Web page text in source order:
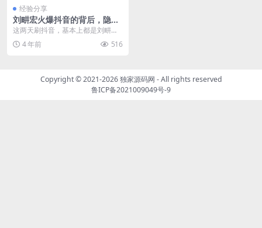
经验分享
刘畊宏火爆抖音的背后，隐藏
着抖音快速涨粉的秘密
这两天刷抖音，基本上都是刘畊宏
的健身操视频，搞的你不想看，也
得看。在这种情况下，...
4 年前 516
Copyright © 2021-2026独家源码网 - All rights reserved
鲁ICP备2021009049号-9